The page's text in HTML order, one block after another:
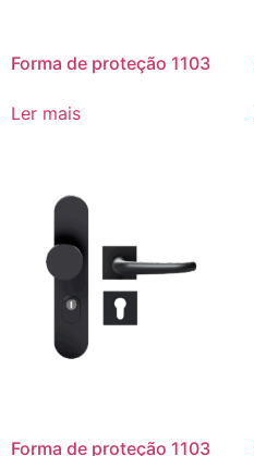
Forma de proteção 1103
Ler mais
Forma de proteção 1103